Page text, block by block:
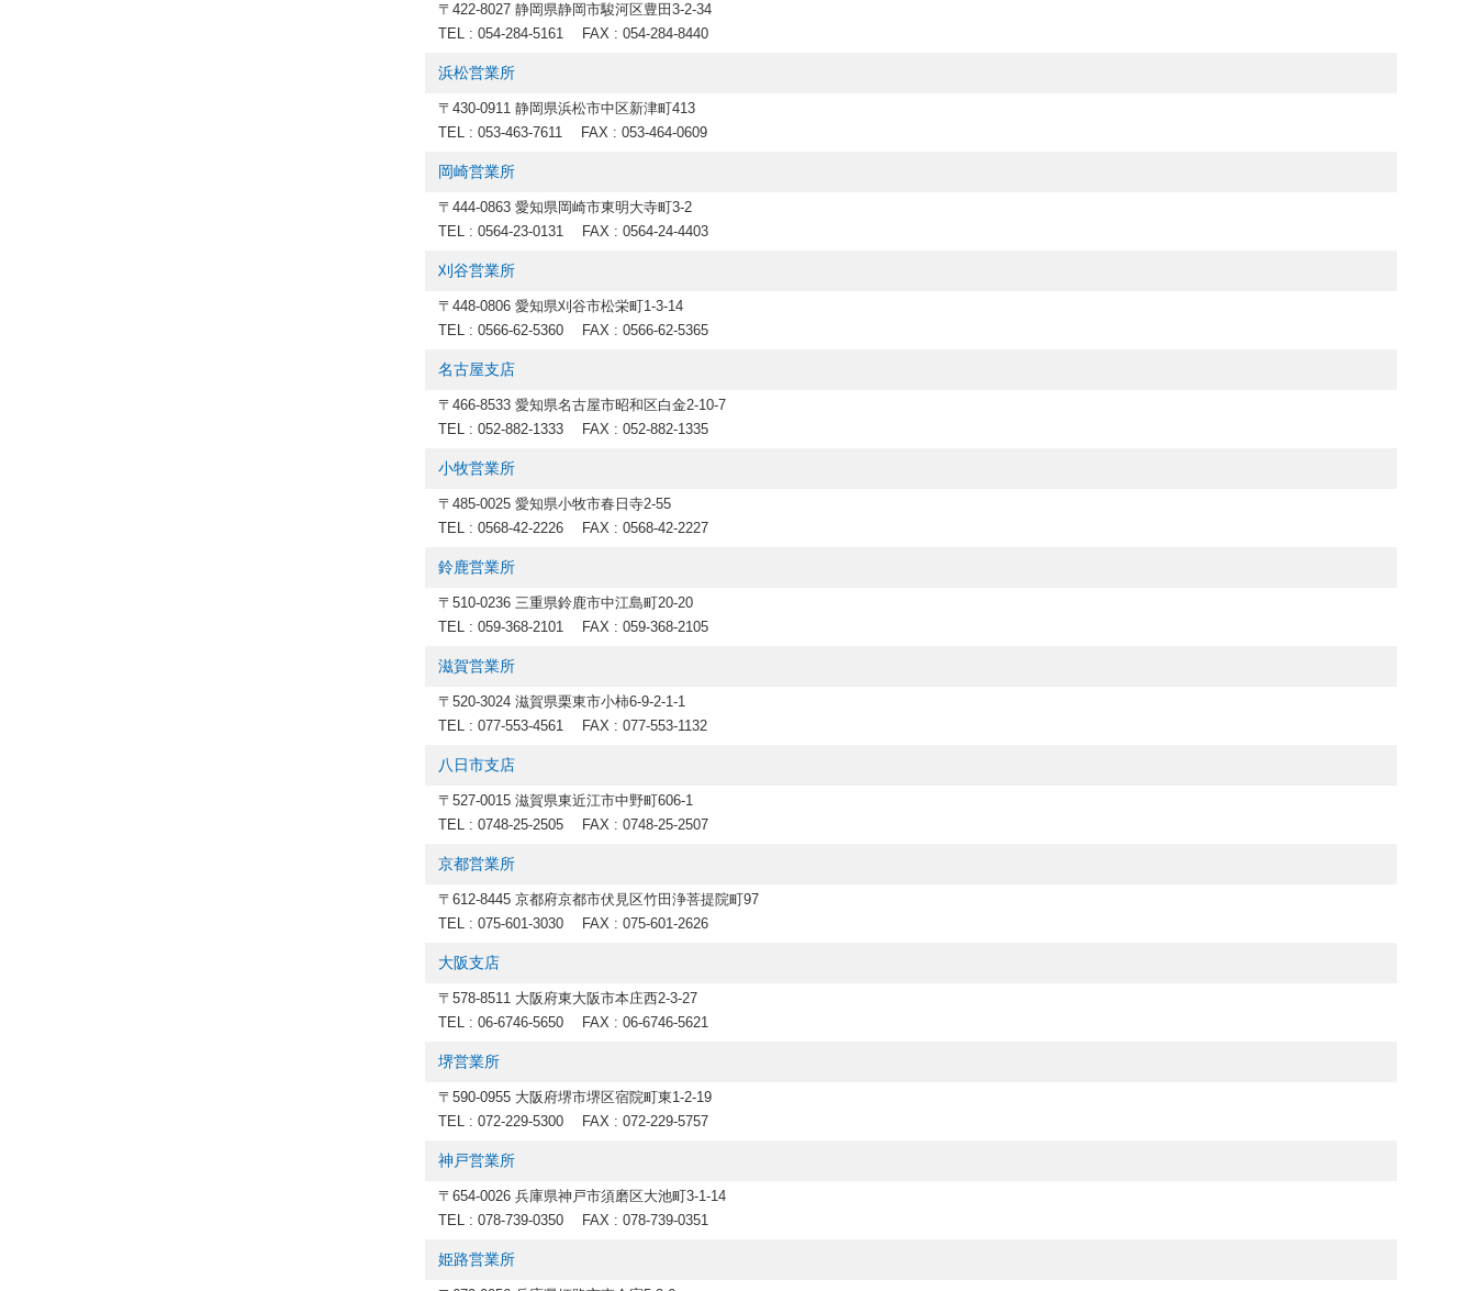
〒422-8027 静岡県静岡市駿河区豊田3-2-34
TEL : 054-284-5161
FAX : 054-284-8440
浜松営業所
〒430-0911 静岡県浜松市中区新津町413
TEL : 053-463-7611
FAX : 053-464-0609
岡崎営業所
〒444-0863 愛知県岡崎市東明大寺町3-2
TEL : 0564-23-0131
FAX : 0564-24-4403
刈谷営業所
〒448-0806 愛知県刈谷市松栄町1-3-14
TEL : 0566-62-5360
FAX : 0566-62-5365
名古屋支店
〒466-8533 愛知県名古屋市昭和区白金2-10-7
TEL : 052-882-1333
FAX : 052-882-1335
小牧営業所
〒485-0025 愛知県小牧市春日寺2-55
TEL : 0568-42-2226
FAX : 0568-42-2227
鈴鹿営業所
〒510-0236 三重県鈴鹿市中江島町20-20
TEL : 059-368-2101
FAX : 059-368-2105
滋賀営業所
〒520-3024 滋賀県栗東市小柿6-9-2-1-1
TEL : 077-553-4561
FAX : 077-553-1132
八日市支店
〒527-0015 滋賀県東近江市中野町606-1
TEL : 0748-25-2505
FAX : 0748-25-2507
京都営業所
〒612-8445 京都府京都市伏見区竹田浄菩提院町97
TEL : 075-601-3030
FAX : 075-601-2626
大阪支店
〒578-8511 大阪府東大阪市本庄西2-3-27
TEL : 06-6746-5650
FAX : 06-6746-5621
堺営業所
〒590-0955 大阪府堺市堺区宿院町東1-2-19
TEL : 072-229-5300
FAX : 072-229-5757
神戸営業所
〒654-0026 兵庫県神戸市須磨区大池町3-1-14
TEL : 078-739-0350
FAX : 078-739-0351
姫路営業所